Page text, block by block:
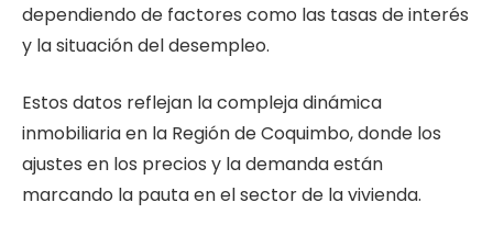
dependiendo de factores como las tasas de interés
y la situación del desempleo.
Estos datos reflejan la compleja dinámica
inmobiliaria en la Región de Coquimbo, donde los
ajustes en los precios y la demanda están
marcando la pauta en el sector de la vivienda.